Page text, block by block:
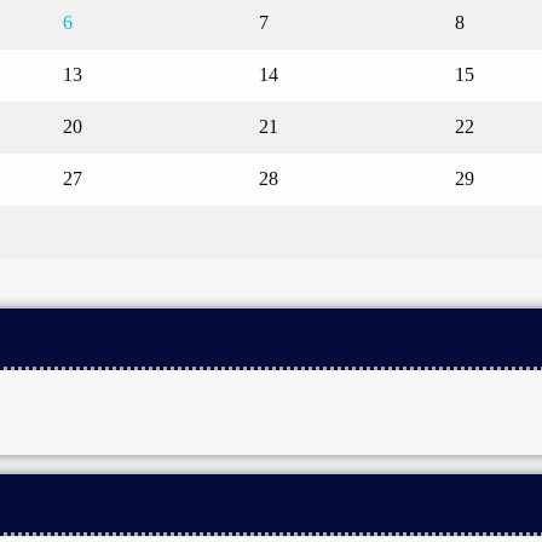
6 7 8
13 14 15
20 21 22
27 28 29